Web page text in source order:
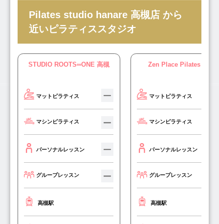
Pilates studio hanare 高槻店 から
近いピラティススタジオ
STUDIO ROOTS∞ONE 高槻
マットピラティス
マシンピラティス
パーソナルレッスン
グループレッスン
高槻駅
Zen Place Pilates 高槻
マットピラティス
マシンピラティス
パーソナルレッスン
グループレッスン
高槻駅